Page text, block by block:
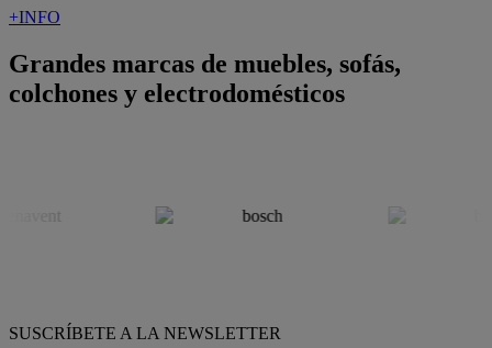
+INFO
Grandes marcas de muebles, sofás,
colchones y electrodomésticos
SUSCRÍBETE A LA NEWSLETTER